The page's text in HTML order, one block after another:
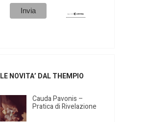
LE NOVITA’ DAL THEMPIO
Cauda Pavonis –
Pratica di Rivelazione